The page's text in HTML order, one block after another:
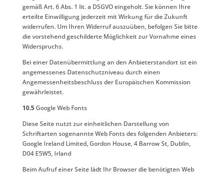
gemäß Art. 6 Abs. 1 lit. a DSGVO eingeholt. Sie können Ihre
erteilte Einwilligung jederzeit mit Wirkung für die Zukunft
widerrufen. Um Ihren Widerruf auszuüben, befolgen Sie bitte
die vorstehend geschilderte Möglichkeit zur Vornahme eines
Widerspruchs.
Bei einer Datenübermittlung an den Anbieterstandort ist ein
angemessenes Datenschutzniveau durch einen
Angemessenheitsbeschluss der Europäischen Kommission
gewährleistet.
10.5Google Web Fonts
Diese Seite nutzt zur einheitlichen Darstellung von
Schriftarten sogenannte Web Fonts des folgenden Anbieters:
Google Ireland Limited, Gordon House, 4 Barrow St, Dublin,
D04 E5W5, Irland
Beim Aufruf einer Seite lädt Ihr Browser die benötigten Web